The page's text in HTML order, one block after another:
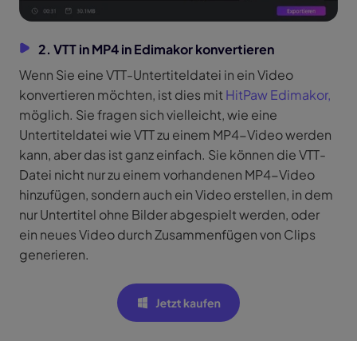
2. VTT in MP4 in Edimakor konvertieren
Wenn Sie eine VTT-Untertiteldatei in ein Video
konvertieren möchten, ist dies mit HitPaw Edimakor,
möglich. Sie fragen sich vielleicht, wie eine
Untertiteldatei wie VTT zu einem MP4-Video werden
kann, aber das ist ganz einfach. Sie können die VTT-
Datei nicht nur zu einem vorhandenen MP4-Video
hinzufügen, sondern auch ein Video erstellen, in dem
nur Untertitel ohne Bilder abgespielt werden, oder
ein neues Video durch Zusammenfügen von Clips
generieren.